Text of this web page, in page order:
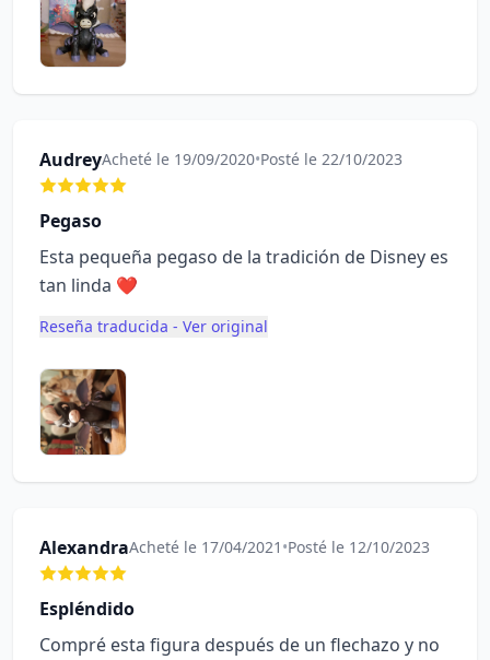
AudreyAcheté le 19/09/2020•Posté le 22/10/2023
Pegaso
Esta pequeña pegaso de la tradición de Disney es
tan linda ❤
Reseña traducida - Ver original
AlexandraAcheté le 17/04/2021 •Posté le 12/10/2023
Espléndido
Compré esta figura después de un flechazo y no